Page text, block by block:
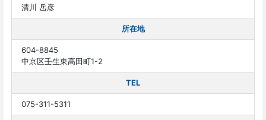
清川 岳彦
所在地
604-8845
中京区壬生東高田町1-2
TEL
075-311-5311